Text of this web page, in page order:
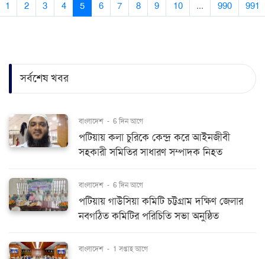
1 2 3 4 5 6 7 8 9 10 ... 990 991
সর্বশেষ খবর
বাংলাদেশ - 6 দিন আগে
পটিয়ায় কলা চুরিকে কেন্দ্র করে আইনজীবী
সহকারী সমিতির সাধারণ সম্পাদক নিহত
বাংলাদেশ - 6 দিন আগে
পটিয়ায় গাউসিয়া কমিটি চট্টগ্রাম দক্ষিণ জেলার
নবগঠিত কমিটির পরিচিতি সভা অনুষ্ঠিত
বাংলাদেশ - 1 সপ্তাহ আগে